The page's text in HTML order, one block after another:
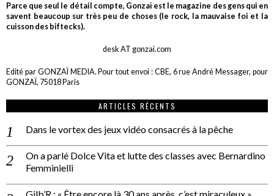
Parce que seul le détail compte, Gonzaï est le magazine des gens qui en
savent beaucoup sur très peu de choses (le rock, la mauvaise foi et la
cuisson des biftecks).
desk AT gonzai.com
Edité par GONZAÏ MEDIA. Pour tout envoi : CBE, 6 rue André Messager, pour
GONZAÏ, 75018 Paris
ARTICLES RÉCENTS
Dans le vortex des jeux vidéo consacrés à la pêche
On a parlé Dolce Vita et lutte des classes avec Bernardino
Femminielli